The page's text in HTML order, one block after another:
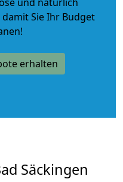
damit Sie Ihr Budget
erhalten
Säckingen